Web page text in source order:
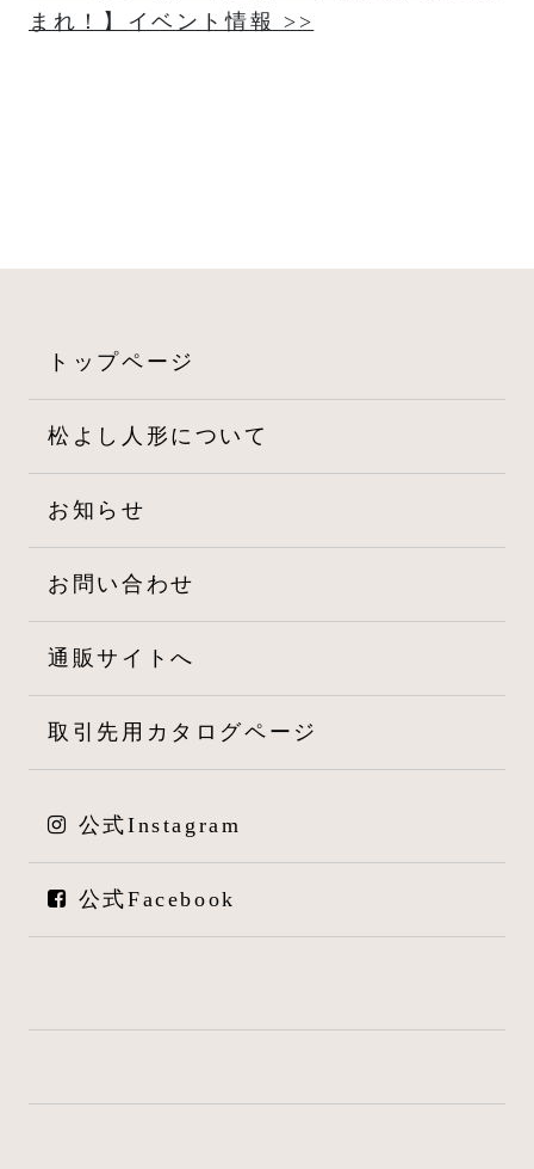
ナ
まれ！】イベント情報 >>
トップページ
松よし人形について
お知らせ
お問い合わせ
通販サイトへ
取引先用カタログページ
公式Instagram
公式Facebook